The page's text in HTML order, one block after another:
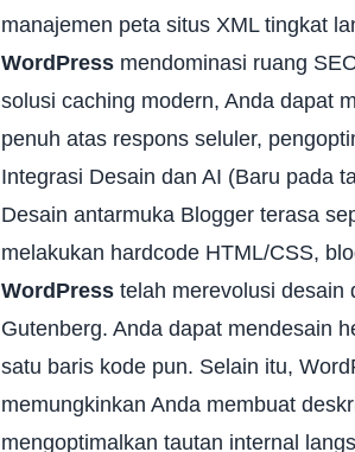
manajemen peta situs XML tingkat
WordPress mendominasi ruang
solusi caching modern, Anda dapat
penuh atas respons seluler,
Integrasi Desain dan AI (Baru pada
Desain antarmuka Blogger terasa
melakukan hardcode HTML/CSS,
WordPress telah merevolusi desain
Gutenberg. Anda dapat mendesain
satu baris kode pun. Selain itu,
memungkinkan Anda membuat
mengoptimalkan tautan internal